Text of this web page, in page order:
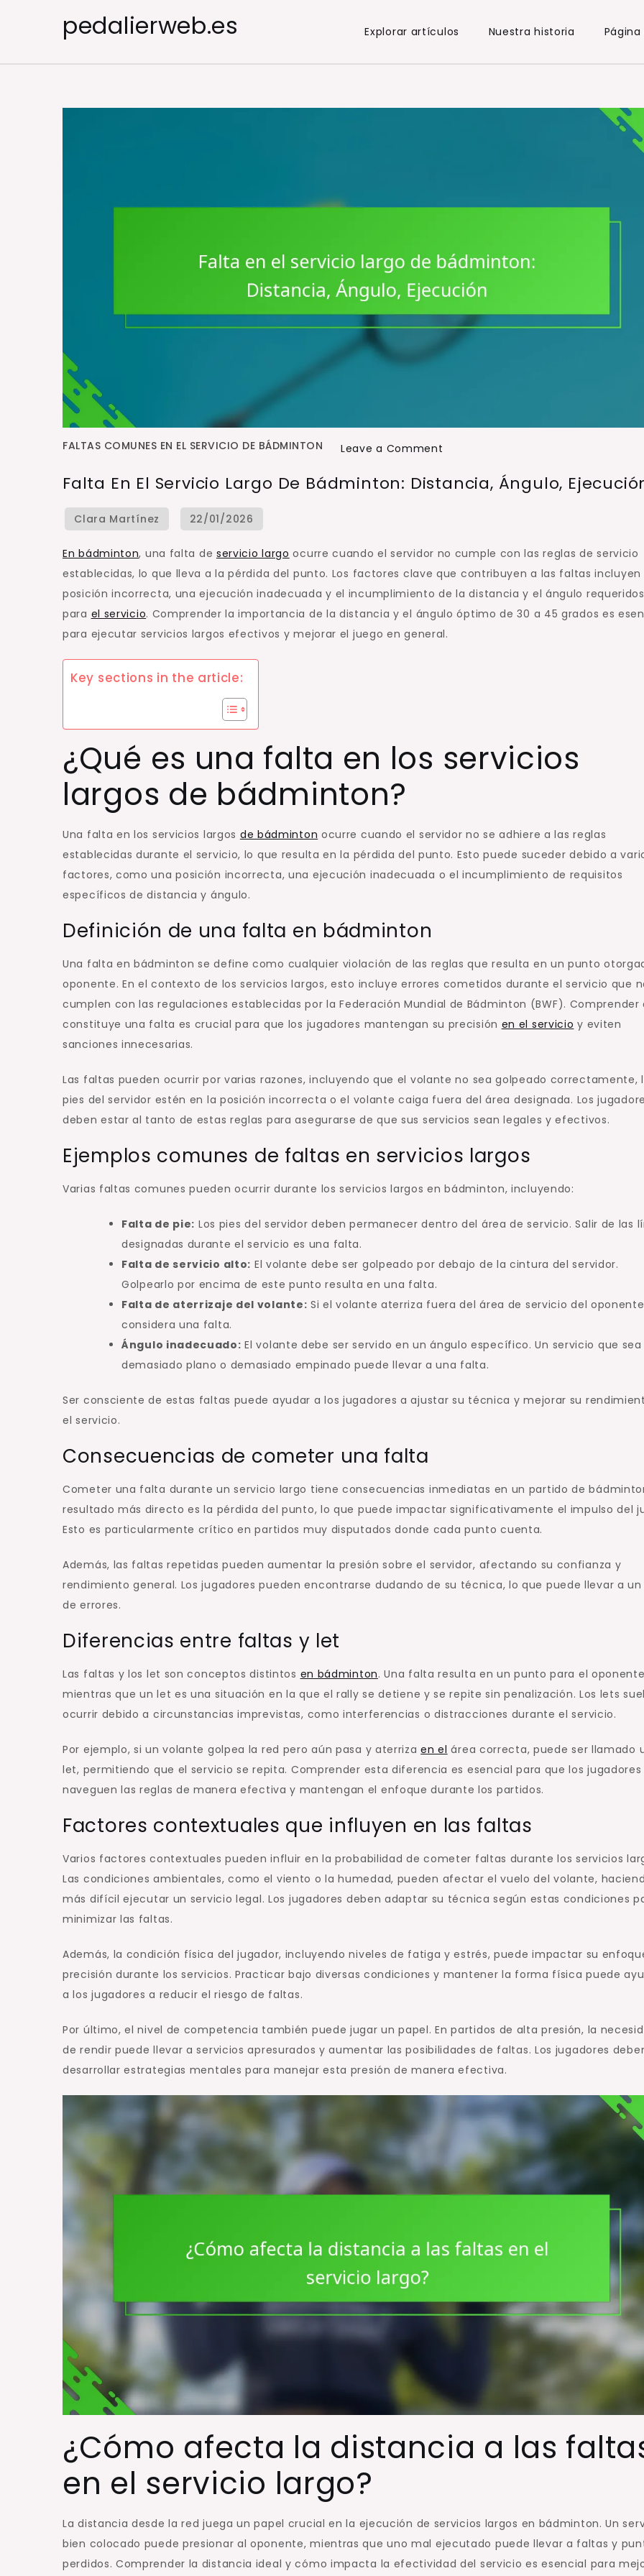
pedalierweb.es Explorar artículos Nuestra historia
FALTAS COMUNES EN EL SERVICIO DE BÁDMINTON Leave a Comment
en
largo
de
bádminton:
Distancia,
Ángulo,
Falta En El Servicio Largo De Bádminton: Distancia, Ángulo,
En bádminton, una falta de servicio largo ocurre cuando el servidor no cumple con las reglas de servicio
establecidas, lo que lleva a la pérdida del punto. Los factores clave que contribuyen a las faltas incluyen
posición incorrecta, una ejecución inadecuada y el incumplimiento de la distancia y el ángulo requeridos
para el servicio. Comprender la importancia de la distancia y el ángulo óptimo de 30 a 45 grados es
para ejecutar servicios largos efectivos y mejorar el juego en general.
Key sections in the article:
¿Qué es una falta en los servicios
largos de bádminton?
Una falta en los servicios largos de bádminton ocurre cuando el servidor no se adhiere a las reglas
establecidas durante el servicio, lo que resulta en la pérdida del punto. Esto puede suceder debido a
factores, como una posición incorrecta, una ejecución inadecuada o el incumplimiento de requisitos
específicos de distancia y ángulo.
Definición de una falta en bádminton
Una falta en bádminton se define como cualquier violación de las reglas que resulta en un punto
oponente. En el contexto de los servicios largos, esto incluye errores cometidos durante el servicio que
cumplen con las regulaciones establecidas por la Federación Mundial de Bádminton (BWF). Comprender
constituye una falta es crucial para que los jugadores mantengan su precisión en el servicio y eviten
sanciones innecesarias.
Las faltas pueden ocurrir por varias razones, incluyendo que el volante no sea golpeado correctamente,
pies del servidor estén en la posición incorrecta o el volante caiga fuera del área designada. Los
deben estar al tanto de estas reglas para asegurarse de que sus servicios sean legales y efectivos.
Ejemplos comunes de faltas en servicios largos
Varias faltas comunes pueden ocurrir durante los servicios largos en bádminton, incluyendo:
Falta de pie: Los pies del servidor deben permanecer dentro del área de servicio. Salir de las
designadas durante el servicio es una falta.
Falta de servicio alto: El volante debe ser golpeado por debajo de la cintura del servidor.
Golpearlo por encima de este punto resulta en una falta.
Falta de aterrizaje del volante: Si el volante aterriza fuera del área de servicio del
considera una falta.
Ángulo inadecuado: El volante debe ser servido en un ángulo específico. Un servicio que sea
demasiado plano o demasiado empinado puede llevar a una falta.
Ser consciente de estas faltas puede ayudar a los jugadores a ajustar su técnica y mejorar su
el servicio.
Consecuencias de cometer una falta
Cometer una falta durante un servicio largo tiene consecuencias inmediatas en un partido de
resultado más directo es la pérdida del punto, lo que puede impactar significativamente el impulso del
Esto es particularmente crítico en partidos muy disputados donde cada punto cuenta.
Además, las faltas repetidas pueden aumentar la presión sobre el servidor, afectando su confianza y
rendimiento general. Los jugadores pueden encontrarse dudando de su técnica, lo que puede llevar a
de errores.
Diferencias entre faltas y let
Las faltas y los let son conceptos distintos en bádminton. Una falta resulta en un punto para el
mientras que un let es una situación en la que el rally se detiene y se repite sin penalización. Los lets
ocurrir debido a circunstancias imprevistas, como interferencias o distracciones durante el servicio.
Por ejemplo, si un volante golpea la red pero aún pasa y aterrizaen el área correcta, puede ser llamado
let, permitiendo que el servicio se repita. Comprender esta diferencia es esencial para que los jugadores
naveguen las reglas de manera efectiva y mantengan el enfoque durante los partidos.
Factores contextuales que influyen en las faltas
Varios factores contextuales pueden influir en la probabilidad de cometer faltas durante los servicios
Las condiciones ambientales, como el viento o la humedad, pueden afectar el vuelo del volante,
más difícil ejecutar un servicio legal. Los jugadores deben adaptar su técnica según estas condiciones
minimizar las faltas.
Además, la condición física del jugador, incluyendo niveles de fatiga y estrés, puede impactar su
precisión durante los servicios. Practicar bajo diversas condiciones y mantener la forma física puede
a los jugadores a reducir el riesgo de faltas.
Por último, el nivel de competencia también puede jugar un papel. En partidos de alta presión, la
de rendir puede llevar a servicios apresurados y aumentar las posibilidades de faltas. Los jugadores
desarrollar estrategias mentales para manejar esta presión de manera efectiva.
¿Cómo afecta la distancia a las
en el servicio largo?
La distancia desde la red juega un papel crucial en la ejecución de servicios largos en bádminton. Un
bien colocado puede presionar al oponente, mientras que uno mal ejecutado puede llevar a faltas y
perdidos. Comprender la distancia ideal y cómo impacta la efectividad del servicio es esencial para